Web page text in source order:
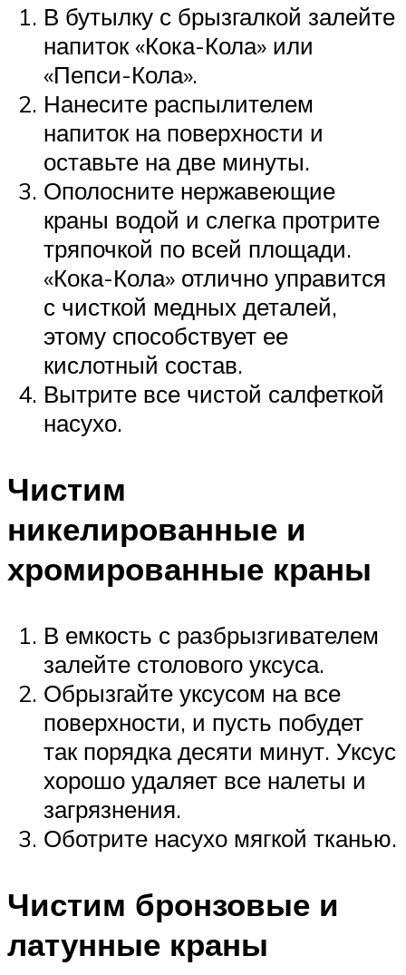
В бутылку с брызгалкой залейте
напиток «Кока-Кола» или
«Пепси-Кола».
Нанесите распылителем
напиток на поверхности и
оставьте на две минуты.
Ополосните нержавеющие
краны водой и слегка протрите
тряпочкой по всей площади.
«Кока-Кола» отлично управится
с чисткой медных деталей,
этому способствует ее
кислотный состав.
Вытрите все чистой салфеткой
насухо.
Чистим
никелированные и
хромированные краны
В емкость с разбрызгивателем
залейте столового уксуса.
Обрызгайте уксусом на все
поверхности, и пусть побудет
так порядка десяти минут. Уксус
хорошо удаляет все налеты и
загрязнения.
Оботрите насухо мягкой тканью.
Чистим бронзовые и
латунные краны